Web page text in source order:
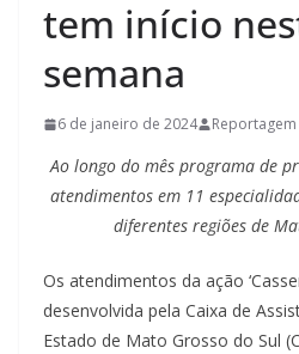
tem início
semana
6 de janeiro de 2024 Reportagem
Ao longo do mês programa de
atendimentos em 11
diferentes regiões de
Os atendimentos da ação
desenvolvida pela Caixa de
Estado de Mato Grosso do Sul